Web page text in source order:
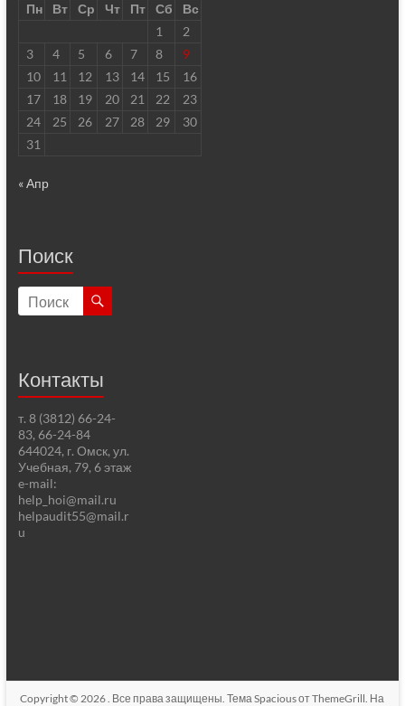
Пн
Вт Ср Чт Пт Сб
Вс
1
2
3
4 5 6 7 8
9
10
11 12 13 14 15
16
17
18 19 20 21 22
23
24
25 26 27 28 29
30
31
« Апр
Поиск
Контакты
т. 8 (3812) 66-24-
83, 66-24-84
644024, г. Омск, ул.
Учебная, 79, 6 этаж
e-mail:
help_hoi@mail.ru
helpaudit55@mail.r
u
Copyright © 2026. Все права защищены. ТемаSpaciousот ThemeGrill. На